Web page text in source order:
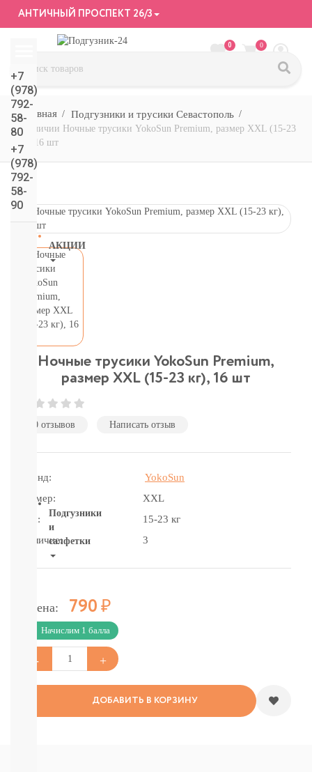
АНТИЧНЫЙ ПРОСПЕКТ 26/3
0 0
+7
(978)
792-
58-
80
+7
(978)
792-
58-
90
АКЦИИ
СМОТРЕТЬ
ВСЕ
подгузники/
подгузники-
трусики
детское
питание
химия
и
Товары
мам
пап
Подгузники
и
салфетки
ВСЕ
Салфетки,
пеленки
Подгузники-
трусики
Подгузники и трусики Севастополь
в наличии Ночные трусики YokoSun Premium, размер XXL (15-23
кг), 16 шт
Ночные трусики YokoSun Premium,
размер XXL (15-23 кг), 16 шт
0 отзывов Написать отзыв
Бренд:
YokoSun
Размер:
XXL
Вес:
15-23 кг
Наличие:
3
Цена: 790 Р
Начислим 1 балла
ДОБАВИТЬ В КОРЗИНУ